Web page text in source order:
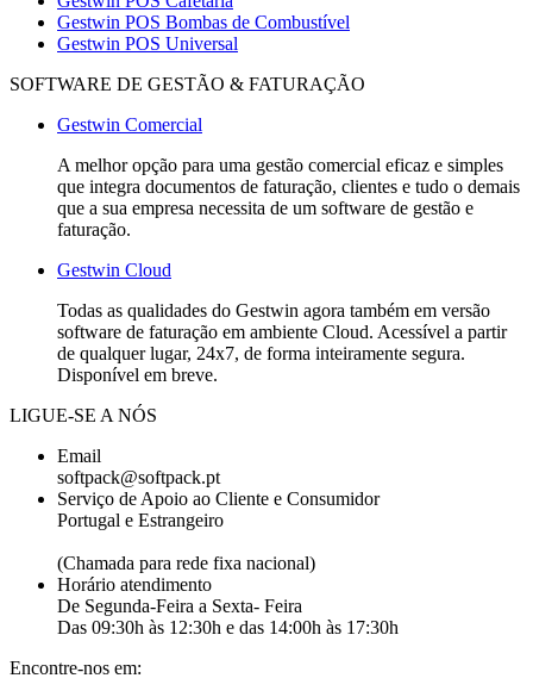
Gestwin POS Bombas de Combustível
Gestwin POS Universal
SOFTWARE DE GESTÃO & FATURAÇÃO
Gestwin Comercial
A melhor opção para uma gestão comercial eficaz e simples
que integra documentos de faturação, clientes e tudo o demais
que a sua empresa necessita de um software de gestão e
faturação.
Gestwin Cloud
Todas as qualidades do Gestwin agora também em versão
software de faturação em ambiente Cloud. Acessível a partir
de qualquer lugar, 24x7, de forma inteiramente segura.
Disponível em breve.
LIGUE-SE A NÓS
Email
softpack@softpack.pt
Serviço de Apoio ao Cliente e Consumidor
Portugal e Estrangeiro
(Chamada para rede fixa nacional)
Horário atendimento
De Segunda-Feira a Sexta- Feira
Das 09:30h às 12:30h e das 14:00h às 17:30h
Encontre-nos em: